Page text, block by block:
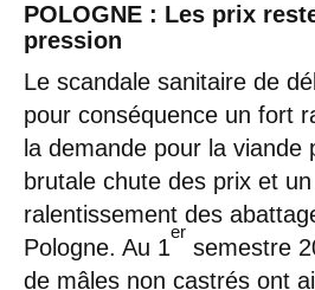
POLOGNE : Les prix
pression
Le scandale sanitaire de
pour conséquence un fort
la demande pour la viande
brutale chute des prix et
ralentissement des
Pologne. Au 1
er
semestre
de mâles non castrés ont